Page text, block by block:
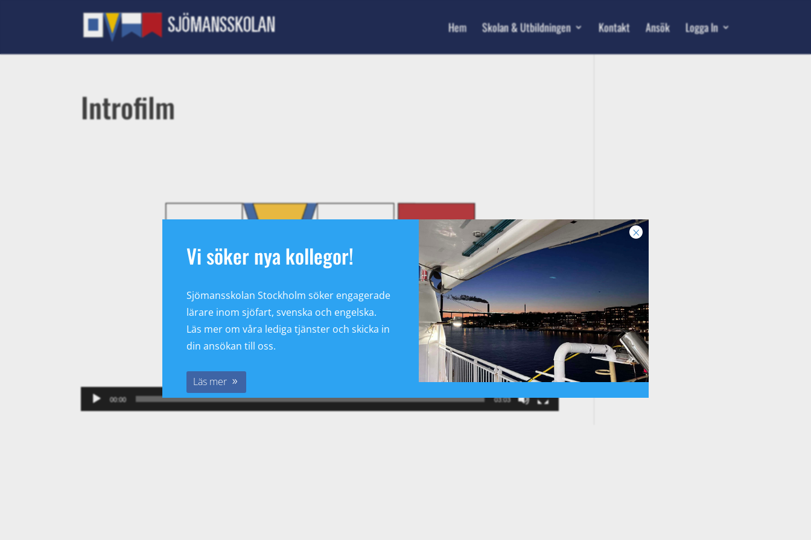
Hem Skolan & Utbildningen Kontakt Ansök Logga In
Introfilm
00:00 03:03
×
Vi söker nya kollegor!
Sjömansskolan Stockholm söker engagerade
lärare inom sjöfart, svenska och engelska.
Läs mer om våra lediga tjänster och skicka in
din ansökan till oss.
Läs mer